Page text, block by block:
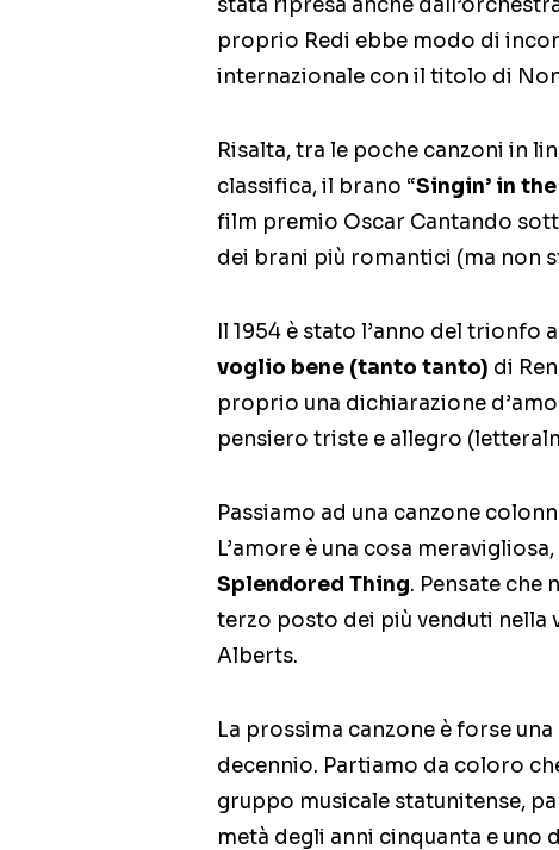
stata ripresa anche
proprio Redi ebbe modo di
internazionale con il titolo di
Risalta, tra le poche canzoni in
classifica, il brano “Singin’ in
film premio Oscar Cantando
dei brani più romantici (ma non
Il 1954 è stato l’anno del
voglio bene (tanto tanto) di
proprio una dichiarazione
pensiero triste e allegro
Passiamo ad una canzone
L’amore è una cosa
Splendored Thing. Pensate che
terzo posto dei più venduti nella
Alberts.
La prossima canzone è forse
decennio. Partiamo da coloro
gruppo musicale statunitense,
metà degli anni cinquanta e